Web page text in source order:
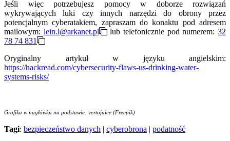
Jeśli więc potrzebujesz pomocy w doborze rozwiązań
wykrywających luki czy innych narzędzi do obrony przez
potencjalnym cyberatakiem, zapraszam do konaktu pod adresem
mailowym: lein.l@arkanet.pl lub telefonicznie pod numerem:32
78 74 831
Oryginalny artykuł w języku angielskim:
https://hackread.com/cybersecurity-flaws-us-drinking-water-
systems-risks/
Grafika w nagłówku na podstawie: vertojuice (Freepik)
Tagi: bezpieczeństwo danych | cyberobrona | podatność